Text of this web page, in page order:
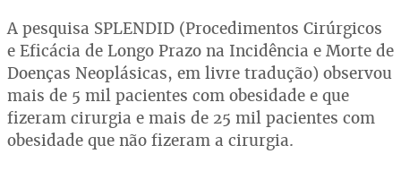
A pesquisa SPLENDID (Procedimentos Cirúrgicos
e Eficácia de Longo Prazo na Incidência e Morte de
Doenças Neoplásicas, em livre tradução) observou
mais de 5 mil pacientes com obesidade e que
fizeram cirurgia e mais de 25 mil pacientes com
obesidade que não fizeram a cirurgia.